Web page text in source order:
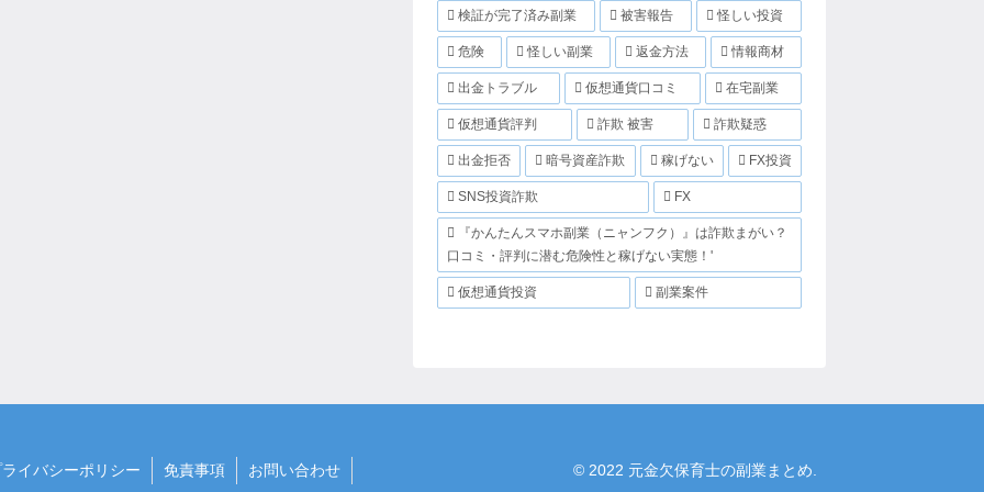
検証が完了済み副業 被害報告 怪しい投資
危険 怪しい副業 返金方法 情報商材
出金トラブル 仮想通貨口コミ 在宅副業
仮想通貨評判 詐欺 被害 詐欺疑惑
出金拒否 暗号資産詐欺 稼げない FX投資
SNS投資詐欺 FX
『かんたんスマホ副業（ニャンフク）』は詐欺まがい？
口コミ・評判に潜む危険性と稼げない実態！'
仮想通貨投資 副業案件
ライバシーポリシー 免責事項 お問い合わせ © 2022 元金欠保育士の副業まとめ.